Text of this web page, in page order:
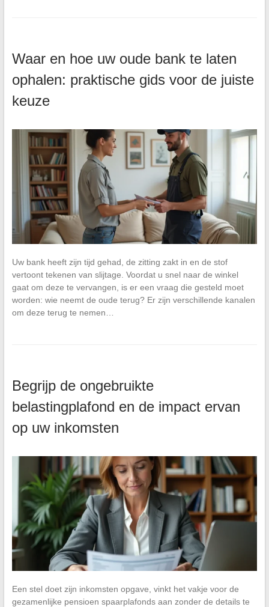
Waar en hoe uw oude bank te laten
ophalen: praktische gids voor de juiste
keuze
Uw bank heeft zijn tijd gehad, de zitting zakt in en de stof
vertoont tekenen van slijtage. Voordat u snel naar de winkel
gaat om deze te vervangen, is er een vraag die gesteld moet
worden: wie neemt de oude terug? Er zijn verschillende kanalen
om deze terug te nemen…
Begrijp de ongebruikte
belastingplafond en de impact ervan
op uw inkomsten
Een stel doet zijn inkomsten opgave, vinkt het vakje voor de
gezamenlijke pensioen spaarplafonds aan zonder de details te